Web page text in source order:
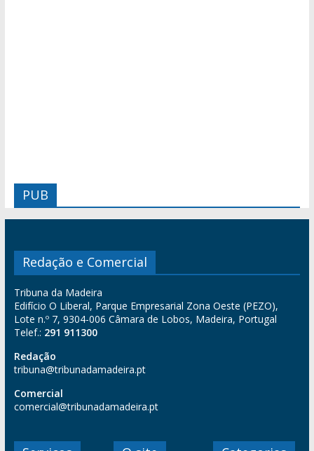
PUB
Redação e Comercial
Tribuna da Madeira
Edifício O Liberal, Parque Empresarial Zona Oeste (PEZO),
Lote n.º 7, 9304-006 Câmara de Lobos, Madeira, Portugal
Telef.: 291 911300
Redação
tribuna@tribunadamadeira.pt
Comercial
comercial@tribunadamadeira.pt